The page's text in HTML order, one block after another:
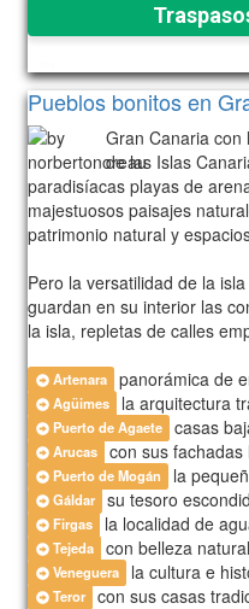
Pueblos bonitos en
Gran Canaria con
de las Islas
paradisíacas playas de
majestuosos paisajes
patrimonio natural y
Pero la versatilidad de la
guardan en su interior las
la isla, repletas de calles
Artenara panorámica de
Agüimes la arquitectura
Puerto de Agaete casas
Arucas con sus fachadas
Puerto de Mogán la
Gáldar su tesoro
Firgas la localidad de
Tejeda con belleza natural
Veneguera la cultura e
Teror con sus casas